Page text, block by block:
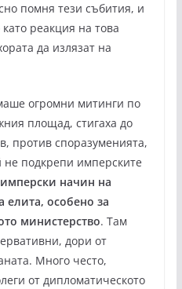
помня тези събития, и
реакция на това
да излязат на
огромни митинги по
площад, стигаха до
против споразуменията,
подкрепи имперските
начин на
елита, особено за
министерство. Там
дори от
Много често,
от дипломатическото